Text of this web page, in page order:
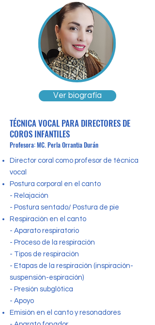
Ver biografía
TÉCNICA VOCAL PARA DIRECTORES DE
COROS INFANTILES
Profesora: MC. Perla Orrantia Durán
Director coral como profesor de técnica
vocal
Postura corporal en el canto
- Relajación
- Postura sentado/ Postura de pie
Respiración en el canto
- Aparato respiratorio
- Proceso de la respiración
- Tipos de respiración
- Etapas de la respiración (inspiración-
suspensión-espiración)
- Presión subglótica
- Apoyo
Emisión en el canto y resonadores